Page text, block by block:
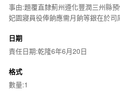
事由:題覆直隸薊州遵化豐潤三州縣
妃園寢員役俸餉應需月餉等銀在於
日期
責任日期:乾隆6年6月20日
格式
數量:1